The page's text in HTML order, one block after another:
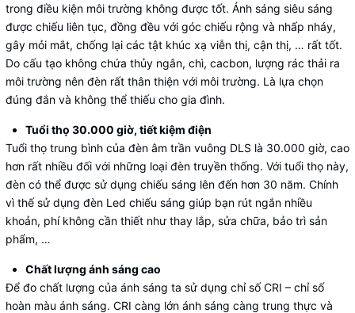
trong điều kiện môi trường không được tốt. Ánh sáng siêu sáng
được chiếu liên tục, đồng đều với góc chiếu rộng và nhấp nháy,
gây mỏi mắt, chống lại các tật khúc xạ viễn thị, cận thị, … rất tốt.
Do cấu tạo không chứa thủy ngân, chì, cacbon, lượng rác thải ra
môi trường nên đèn rất thân thiện với môi trường. Là lựa chọn
đúng đắn và không thể thiếu cho gia đình.
Tuổi thọ 30.000 giờ, tiết kiệm điện
Tuổi thọ trung bình của đèn âm trần vuông DLS là 30.000 giờ, cao
hơn rất nhiều đối với những loại đèn truyền thống. Với tuổi thọ này,
đèn có thể được sử dụng chiếu sáng lên đến hơn 30 năm. Chính
vì thế sử dụng đèn Led chiếu sáng giúp bạn rút ngắn nhiều
khoản, phí không cần thiết như thay lắp, sửa chữa, bảo trì sản
phẩm, …
Chất lượng ánh sáng cao
Để đo chất lượng của ánh sáng ta sử dụng chỉ số CRI – chỉ số
hoàn màu ánh sáng. CRI càng lớn ánh sáng càng trung thực và